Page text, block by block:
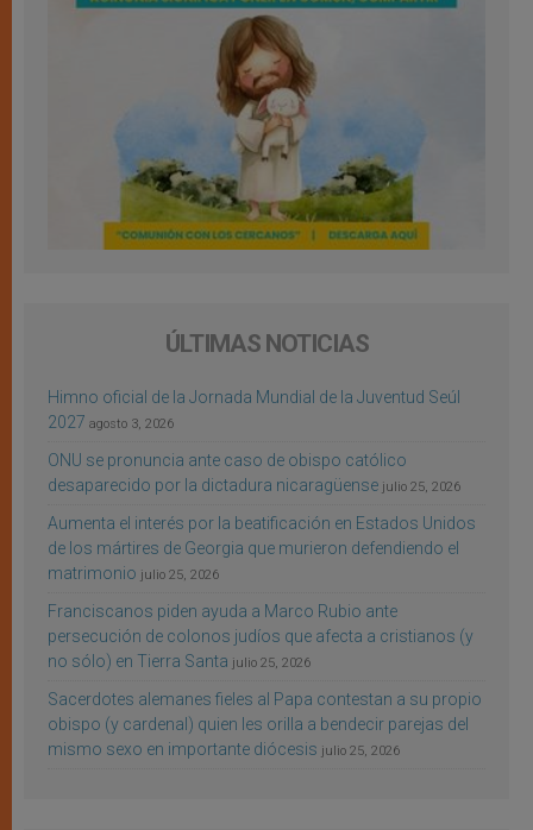
ÚLTIMAS NOTICIAS
Himno oficial de la Jornada Mundial de la Juventud Seúl
2027 agosto 3, 2026
ONU se pronuncia ante caso de obispo católico
desaparecido por la dictadura nicaragüense julio 25, 2026
Aumenta el interés por la beatificación en Estados Unidos
de los mártires de Georgia que murieron defendiendo el
matrimonio julio 25, 2026
Franciscanos piden ayuda a Marco Rubio ante
persecución de colonos judíos que afecta a cristianos (y
no sólo) en Tierra Santa julio 25, 2026
Sacerdotes alemanes fieles al Papa contestan a su propio
obispo (y cardenal) quien les orilla a bendecir parejas del
mismo sexo en importante diócesis julio 25, 2026